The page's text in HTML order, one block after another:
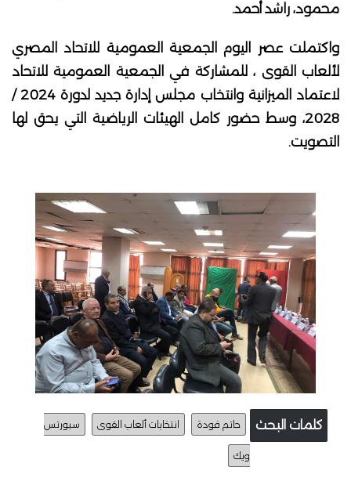
محمود، راشد أحمد.
واكتملت عصر اليوم الجمعية العمومية للاتحاد المصري
لألعاب القوى ، للمشاركة في الجمعية العمومية للاتحاد
لاعتماد الميزانية وانتخاب مجلس إدارة جديد لدورة 2024 /
2028، وسط حضور كامل الهيئات الرياضية التي يحق لها
التصويت.
كلمات البحث حاتم فودة انتخابات ألعاب القوى سبورتس
ويك